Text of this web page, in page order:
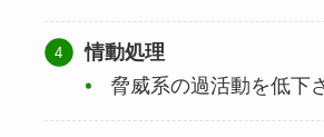
情動処理
脅威系の過活動を低下